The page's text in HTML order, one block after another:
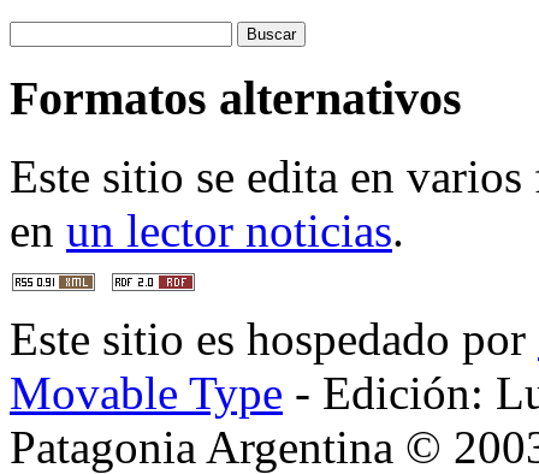
Buscar
Formatos alternativos
Este sitio se edita en
en un lector noticias.
Este sitio es hospedado por
Movable Type - Edición:
Patagonia Argentina ©